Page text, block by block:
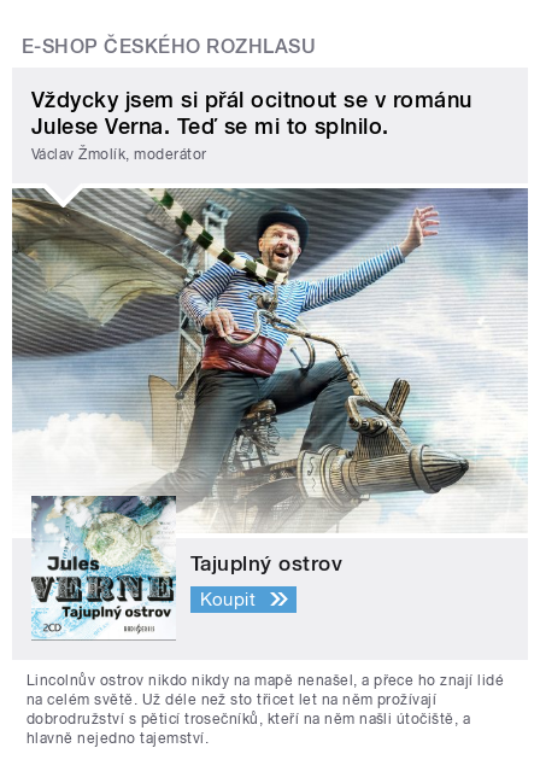
E-SHOP ČESKÉHO ROZHLASU
Vždycky jsem si přál ocitnout se v románu
Julese Verna. Teď se mi to splnilo.
Václav Žmolík, moderátor
Tajuplný ostrov
Koupit
Lincolnův ostrov nikdo nikdy na mapě nenašel, a přece ho znají lidé
na celém světě. Už déle než sto třicet let na něm prožívají
dobrodružství s pěticí trosečníků, kteří na něm našli útočiště, a
hlavně nejedno tajemství.